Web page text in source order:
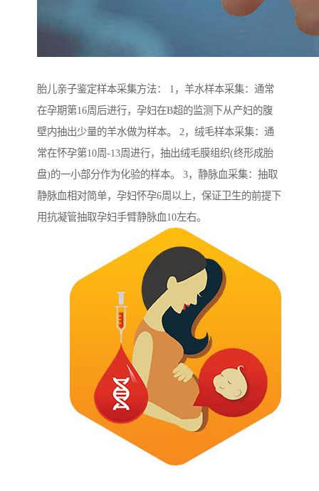
胎儿亲子鉴定样本采集方法： 1，羊水样本采集：通常
在孕期第16周后进行，孕妇在B超的监测下从产妇的腹
壁内抽出少量的羊水做为样本。 2，绒毛样本采集：通
常在怀孕第10周-13周进行，抽出绒毛膜组织(终形成胎
盘)的一小部分作为化验的样本。 3，静脉血采集：抽取
静脉血相对简单，孕妇怀孕6周以上，保证卫生的前提下
用抗凝管抽取孕妇手臂静脉血10左右。